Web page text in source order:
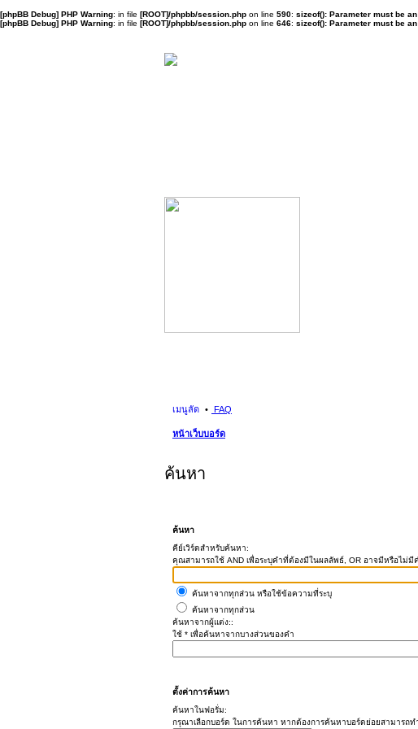
[phpBB Debug] PHP Warning: in file [ROOT]/phpbb/session.php on line 590: sizeof(): Parameter must be
[phpBB Debug] PHP Warning: in file [ROOT]/phpbb/session.php on line 646: sizeof(): Parameter must be
เมนูลัด FAQ
หน้าเว็บบอร์ด
ค้นหา
ค้นหา
คีย์เวิร์ดสำหรับค้นหา:
คุณสามารถใช้ AND เพื่อระบุคำที่ต้องมีในผลลัพธ์, OR อาจมีหรือไม่
ค้นหาจากทุกส่วน หรือใช้ข้อความที่ระบุ
ค้นหาจากทุกส่วน
ค้นหาจากผู้แต่ง::
ใช้ * เพื่อค้นหาจากบางส่วนของคำ
ตั้งค่าการค้นหา
ค้นหาในฟอรั่ม:
กรุณาเลือกบอร์ด ในการค้นหา หากต้องการค้นหาบอร์ดย่อยสามารถ